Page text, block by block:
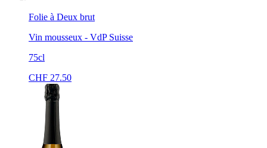
Folie à Deux brut
Vin mousseux - VdP Suisse
75cl
CHF 27.50